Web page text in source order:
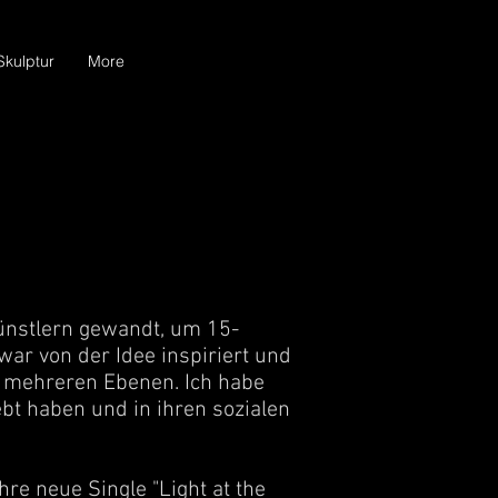
More
gewandt, um 15-
von der Idee inspiriert und
Ebenen. Ich habe
haben und in ihren sozialen
neue Single "Light at the